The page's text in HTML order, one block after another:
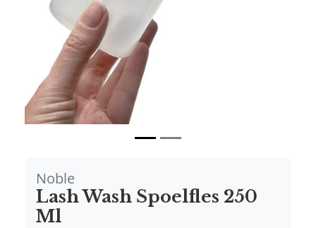
Noble
Lash Wash Spoelfles 250
Ml